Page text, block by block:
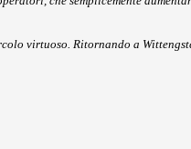
virtuoso. Ritornando a